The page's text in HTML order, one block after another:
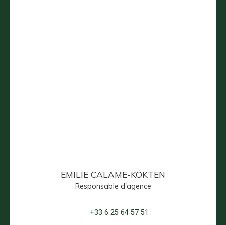
EMILIE CALAME-KÖKTEN
Responsable d'agence
+33 6 25 64 57 51